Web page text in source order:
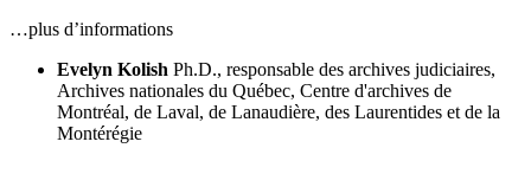
…plus d’informations
Evelyn Kolish Ph.D., responsable des archives judiciaires,
Archives nationales du Québec, Centre d'archives de
Montréal, de Laval, de Lanaudière, des Laurentides et de la
Montérégie